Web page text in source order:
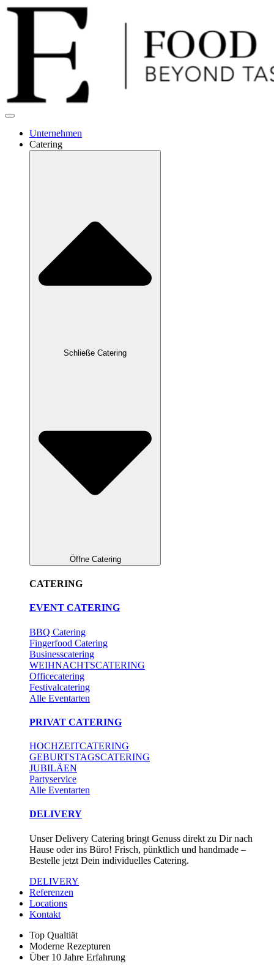
Unternehmen
Catering
Schließe Catering
Öffne Catering
CATERING
EVENT CATERING
BBQ Catering
Fingerfood Catering
Businesscatering
WEIHNACHTSCATERING
Officecatering
Festivalcatering
Alle Eventarten
PRIVAT CATERING
HOCHZEITCATERING
GEBURTSTAGSCATERING
JUBILÄEN
Partyservice
Alle Eventarten
DELIVERY
Unser Delivery Catering bringt Genuss direkt zu Dir nach
Hause oder ins Büro! Frisch, pünktlich und handmade –
Bestelle jetzt Dein individuelles Catering.
DELIVERY
Referenzen
Locations
Kontakt
Top Qualtiät
Moderne Rezepturen
Über 10 Jahre Erfahrung